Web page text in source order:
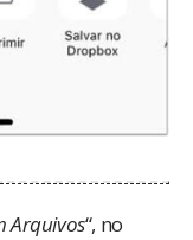
Arquivos“, no